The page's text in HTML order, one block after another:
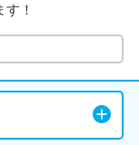
！